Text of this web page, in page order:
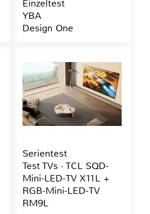
Einzeltest
YBA
Design One
Serientest
Test TVs · TCL SQD-
Mini-LED-TV X11L +
RGB-Mini-LED-TV
RM9L